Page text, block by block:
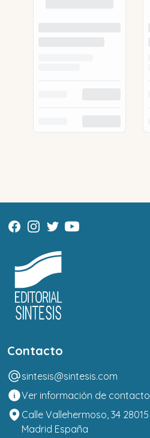
Contacto
sintesis@sintesis.com
Ver información de contacto
Calle Vallehermoso, 34 28015
Madrid España